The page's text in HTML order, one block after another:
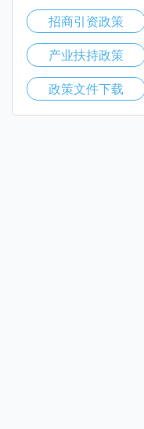
招商引资政策
产业扶持政策
政策文件下载